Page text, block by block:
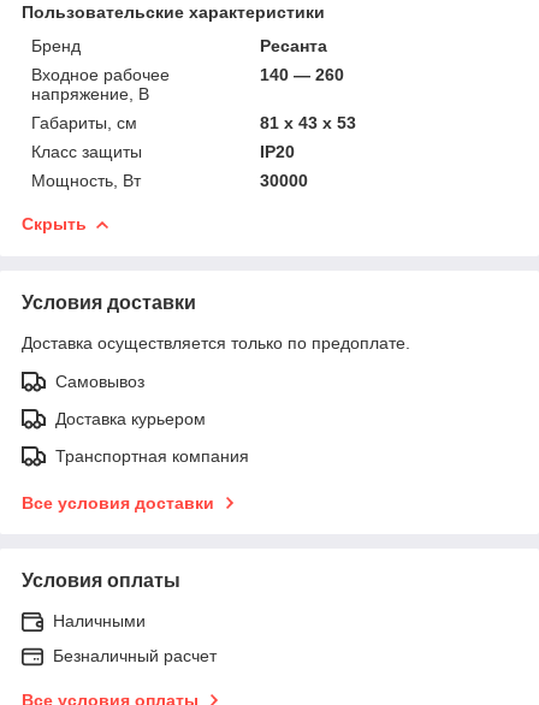
Пользовательские характеристики
Бренд
Ресанта
Входное рабочее
напряжение, В
140 — 260
Габариты, см
81 х 43 х 53
Класс защиты
IP20
Мощность, Вт
30000
Скрыть
Условия доставки
Доставка осуществляется только по предоплате.
Самовывоз
Доставка курьером
Транспортная компания
Все условия доставки
Условия оплаты
Наличными
Безналичный расчет
Все условия оплаты